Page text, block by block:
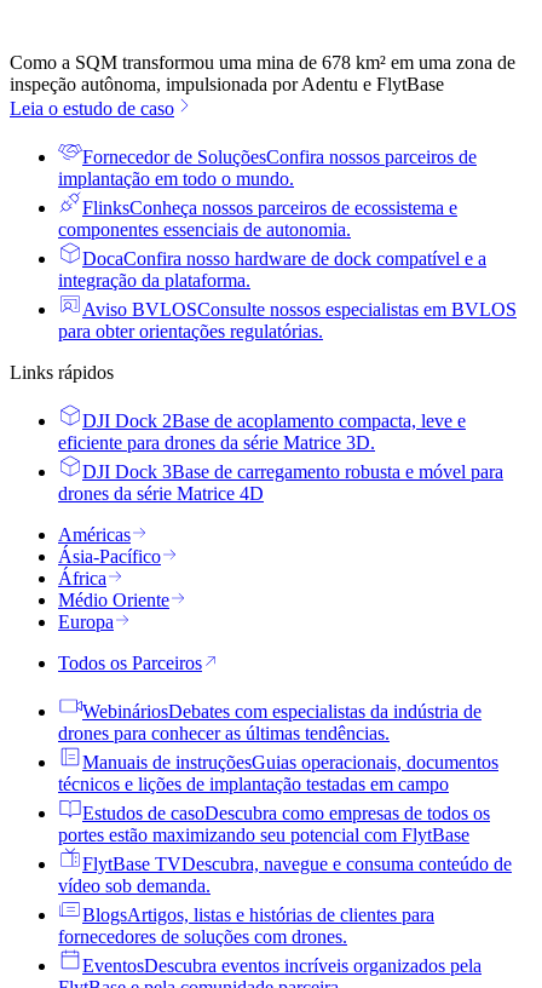
Como a SQM transformou uma mina de 678 km² em uma zona de
inspeção autônoma, impulsionada por Adentu e FlytBase
Leia o estudo de caso
Fornecedor de SoluçõesConfira nossos parceiros de
implantação em todo o mundo.
FlinksConheça nossos parceiros de ecossistema e
componentes essenciais de autonomia.
DocaConfira nosso hardware de dock compatível e a
integração da plataforma.
Aviso BVLOSConsulte nossos especialistas em BVLOS
para obter orientações regulatórias.
Links rápidos
DJI Dock 2Base de acoplamento compacta, leve e
eficiente para drones da série Matrice 3D.
DJI Dock 3Base de carregamento robusta e móvel para
drones da série Matrice 4D
Américas
Ásia-Pacífico
África
Médio Oriente
Europa
Todos os Parceiros
WebináriosDebates com especialistas da indústria de
drones para conhecer as últimas tendências.
Manuais de instruçõesGuias operacionais, documentos
técnicos e lições de implantação testadas em campo
Estudos de casoDescubra como empresas de todos os
portes estão maximizando seu potencial com FlytBase
FlytBase TVDescubra, navegue e consuma conteúdo de
vídeo sob demanda.
BlogsArtigos, listas e histórias de clientes para
fornecedores de soluções com drones.
EventosDescubra eventos incríveis organizados pela